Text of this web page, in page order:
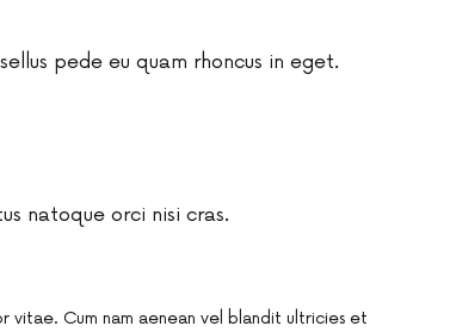
pede eu quam rhoncus in eget.
natoque orci nisi cras.
Cum nam aenean vel blandit ultricies et